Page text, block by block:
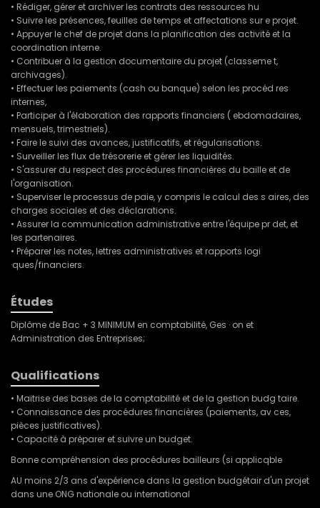
• Rédiger, gérer et archiver les contrats des ressources hu
• Suivre les présences, feuilles de temps et affectations sur e projet.
• Appuyer le chef de projet dans la planification des activité et la
coordination interne.
• Contribuer à la gestion documentaire du projet (classeme t,
archivages).
• Effectuer les paiements (cash ou banque) selon les procéd res
internes,
• Participer à l'élaboration des rapports financiers ( ebdomadaires,
mensuels, trimestriels).
• Faire le suivi des avances, justificatifs, et régularisations.
• Surveiller les flux de trésorerie et gérer les liquidités.
• S'assurer du respect des procédures financières du baille et de
l'organisation.
• Superviser le processus de paie, y compris le calcul des s aires, des
charges sociales et des déclarations.
• Assurer la communication administrative entre l'équipe pr det, et
les partenaires.
• Préparer les notes, lettres administratives et rapports logi
·ques/financiers.
Études
Diplôme de Bac + 3 MINIMUM en comptabilité, Ges · on et
Administration des Entreprises;
Qualifications
• Maitrise des bases de la comptabilité et de la gestion budg taire.
• Connaissance des procédures financières (paiements, av ces,
pièces justificatives).
• Capacité à préparer et suivre un budget.
Bonne compréhension des procédures bailleurs (si applicqble
AU moins 2/3 ans d'expérience dans la gestion budgétair d'un projet
dans une ONG nationale ou international